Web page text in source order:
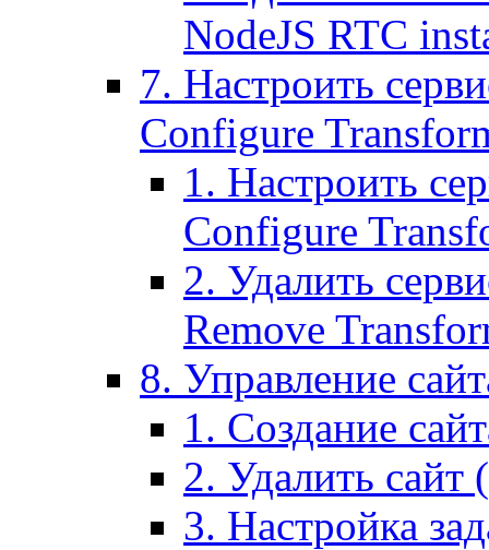
NodeJS RTC
7. Настроить
Configure
1. Настроить
Configure
2. Удалить
Remove
8. Управление
1. Создание
2. Удалить сайт
3. Настройка